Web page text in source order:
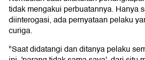
tidak mengakui perbuatannya. Hanya
diinterogasi, ada pernyataan pelaku
curiga.
"Saat didatangi dan ditanya pelaku